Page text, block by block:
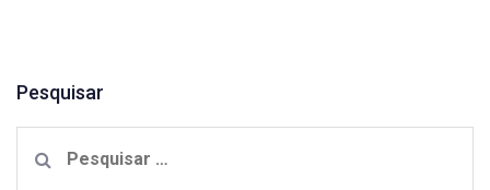
Pesquisar
por: